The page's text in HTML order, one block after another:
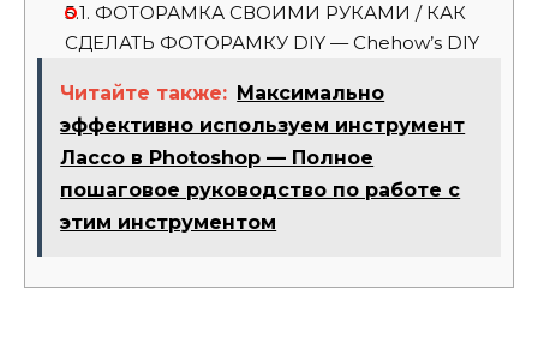
5.1. ФОТОРАМКА СВОИМИ РУКАМИ / КАК
СДЕЛАТЬ ФОТОРАМКУ DIY — Chehow’s DIY
Читайте также: Максимально
эффективно используем инструмент
Лассо в Photoshop — Полное
пошаговое руководство по работе с
этим инструментом